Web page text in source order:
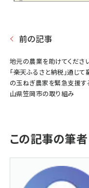
前の記事
地元の農業を助けてください
――「楽天ふるさと納税」通じて
の玉ねぎ農家を緊急支援す
山県笠岡市の取り組み
この記事の筆者